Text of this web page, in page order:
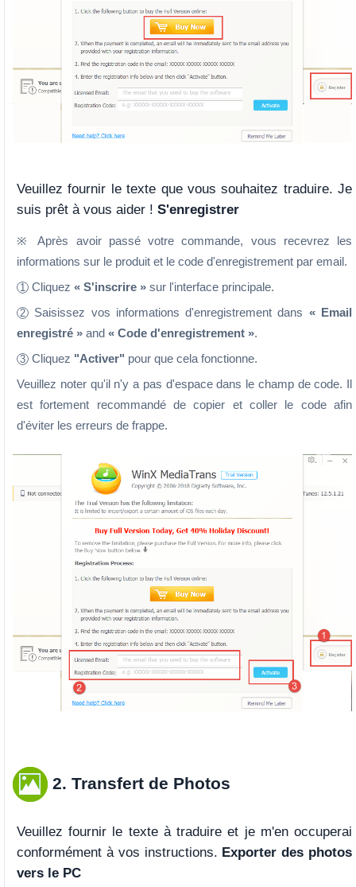
Veuillez fournir le texte que vous souhaitez traduire. Je
suis prêt à vous aider ! S'enregistrer
※ Après avoir passé votre commande, vous recevrez les
informations sur le produit et le code d'enregistrement par email.
1 Cliquez « S'inscrire » sur l'interface principale.
2 Saisissez vos informations d'enregistrement dans « Email
enregistré » and « Code d'enregistrement ».
3 Cliquez "Activer" pour que cela fonctionne.
Veuillez noter qu'il n'y a pas d'espace dans le champ de code. Il
est fortement recommandé de copier et coller le code afin
d'éviter les erreurs de frappe.
2. Transfert de Photos
Veuillez fournir le texte à traduire et je m'en occuperai
conformément à vos instructions. Exporter des photos
vers le PC